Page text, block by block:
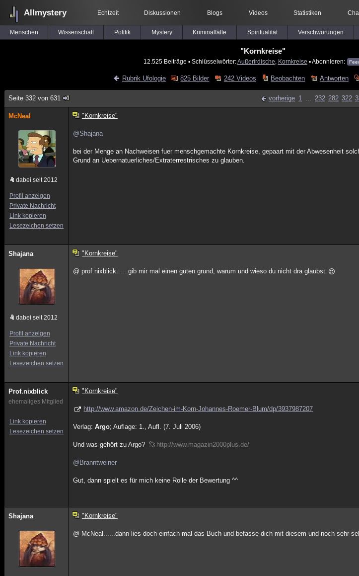
Allmystery Echtzeit Diskussionen Blogs Videos Statistiken
Menschen Wissenschaft Politik Mystery Kriminalfälle Spiritualität Verschwörungen
"Kornkreise"
12.525 Beiträge ▪ Schlüsselwörter:Außerirdische Kornkreise ▪ Abonnieren:
Rubrik Ufologie 825 Bilder 242 Videos Beobachten Antworten
Seite 332 von 631 vorherige 1 ... 232 282 322
McNeal
dabei seit 2012
Profil anzeigen
Private Nachricht
Link kopieren
Lesezeichen setzen
"Kornkreise"
@Shajana
bei der Menge an Nachweisen fuer menschgemachte Kornkreise, gepaart mit der Abwesenheit
Grund an Uebernatuerliches/Extraterrestrisches zu glauben.
Shajana
dabei seit 2012
Profil anzeigen
Private Nachricht
Link kopieren
Lesezeichen setzen
"Kornkreise"
@ prof.nixblick......gib mir mal einen guten grund, warum und wieso du nicht dra glaubst
Prof.nixblick
ehemaliges Mitglied
Link kopieren
Lesezeichen setzen
"Kornkreise"
http://www.amazon.de/Zeichen-im-Korn-Johannes-Roemer-Blum/dp/3937987207
Verlag:Argo; Auflage: 1., Aufl. (7. Juli 2006)
Und was gehört zu Argo? http://www.magazin2000plus.de/
@Branntweiner
Gut, dann spielt es für mich keine Rolle der Bewertung ^^
Shajana "Kornkreise"
@ McNeal......dann lies doch einfach mal das Buch und befasse dich mit diesem und noch sehr